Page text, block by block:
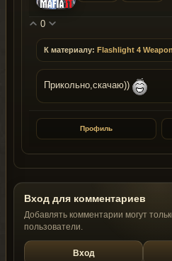
0
К материалу: Flashlight 4
Прикольно,скачаю))
Профиль
Вход для комментариев
Добавлять комментарии могут
пользователи.
Вход